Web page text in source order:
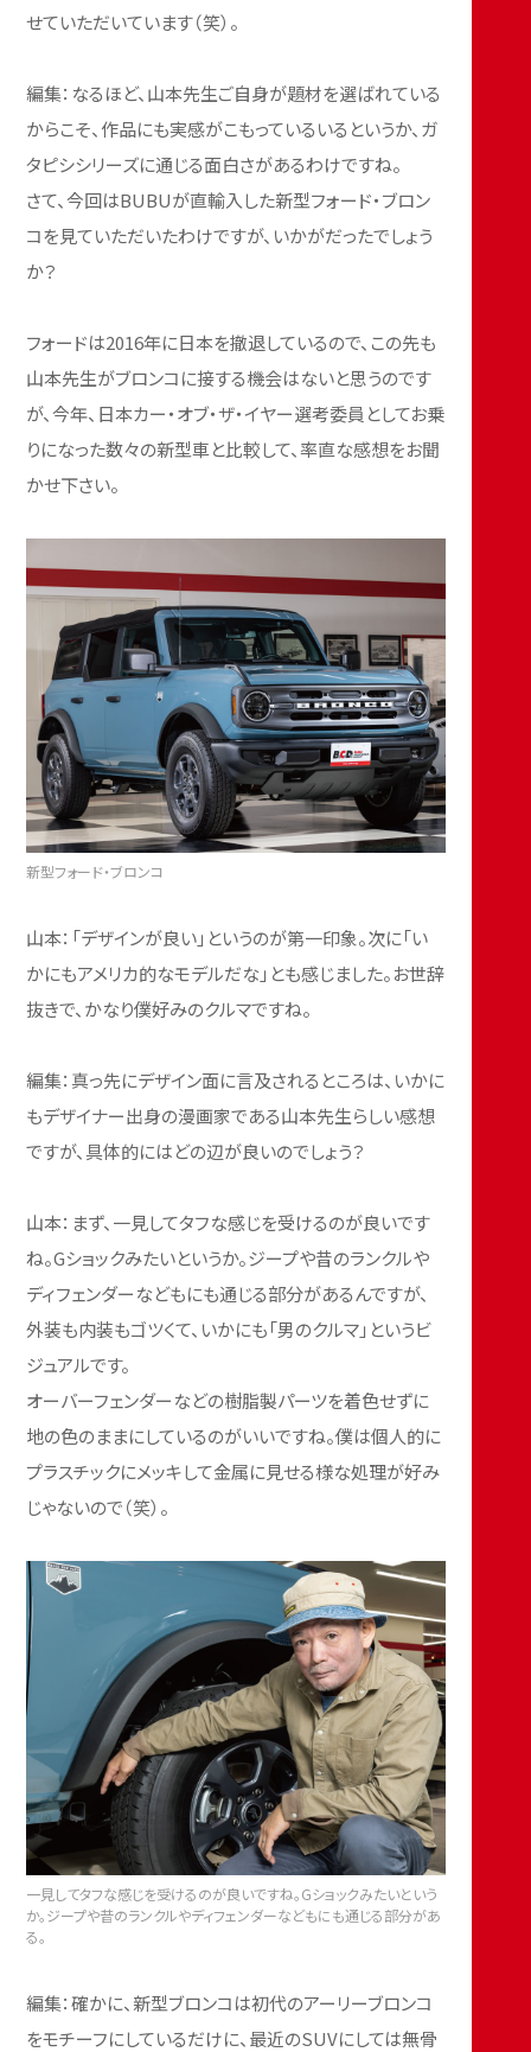
せていただいています（笑）。
編集：なるほど、山本先生ご自身が題材を選ばれている
からこそ、作品にも実感がこもっているいるというか、ガ
タピシシリーズに通じる面白さがあるわけですね。
さて、今回はBUBUが直輸入した新型フォード・ブロン
コを見ていただいたわけですが、いかがだったでしょう
か？
フォードは2016年に日本を撤退しているので、この先も
山本先生がブロンコに接する機会はないと思うのです
が、今年、日本カー・オブ・ザ・イヤー選考委員としてお乗
りになった数々の新型車と比較して、率直な感想をお聞
かせ下さい。
新型フォード・ブロンコ
山本：「デザインが良い」というのが第一印象。次に「い
かにもアメリカ的なモデルだな」とも感じました。お世辞
抜きで、かなり僕好みのクルマですね。
編集：真っ先にデザイン面に言及されるところは、いかに
もデザイナー出身の漫画家である山本先生らしい感想
ですが、具体的にはどの辺が良いのでしょう？
山本：まず、一見してタフな感じを受けるのが良いです
ね。Gショックみたいというか。ジープや昔のランクルや
ディフェンダーなどもにも通じる部分があるんですが、
外装も内装もゴツくて、いかにも「男のクルマ」というビ
ジュアルです。
オーバーフェンダーなどの樹脂製パーツを着色せずに
地の色のままにしているのがいいですね。僕は個人的に
プラスチックにメッキして金属に見せる様な処理が好み
じゃないので（笑）。
一見してタフな感じを受けるのが良いですね。Gショックみたいという
か。ジープや昔のランクルやディフェンダーなどもにも通じる部分があ
る。
編集：確かに、新型ブロンコは初代のアーリーブロンコ
をモチーフにしているだけに、最近のSUVにしては無骨